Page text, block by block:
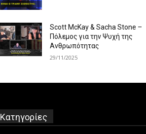
Scott McKay & Sacha Stone –
Πόλεμος για την Ψυχή της
Ανθρωπότητας
29/11/2025
Κατηγορίες